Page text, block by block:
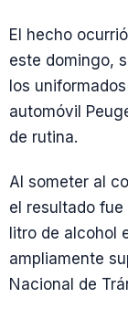
El hecho
este domingo,
los
automóvil
de rutina.
Al someter al
el resultado
litro de alcohol
ampliamente
Nacional de